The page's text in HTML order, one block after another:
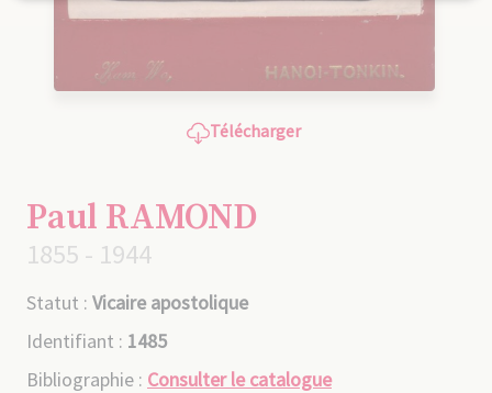
Télécharger
Paul RAMOND
1855 - 1944
Statut : Vicaire apostolique
Identifiant : 1485
Bibliographie : Consulter le catalogue